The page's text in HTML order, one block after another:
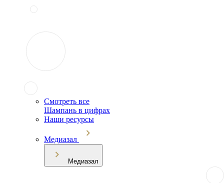
Смотреть все
Шампань в цифрах
Наши ресурсы
Медиазал
Медиазал